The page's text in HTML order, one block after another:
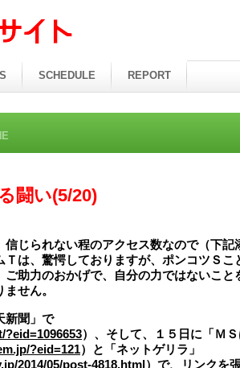
闘い(5/20)
じられない程のアクセス数なので（下記
Ｔは、驚愕しておりますが、ポンコツＳこ
助力のおかげで、自分の力ではないこと
せん。
新聞」で
）、そして、１５日に「ＭＳ
?eid=121）と「ネットゲリラ」
2014/05/post-4818.html ）で、リンクを
SCHEDULE REPORT